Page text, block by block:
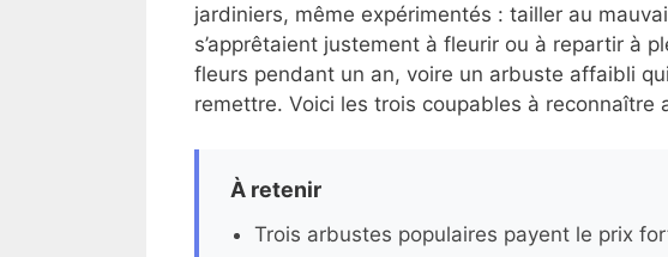
jardiniers, même expérimentés : tailler au
s’apprêtaient justement à fleurir ou à repartir à
fleurs pendant un an, voire un arbuste affaibli
remettre. Voici les trois coupables à
À retenir
Trois arbustes populaires payent le prix